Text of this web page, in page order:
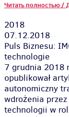
Читать полностью /
2018
07.12.2018
Puls Biznesu:
technologie
7 grudnia 2018
opublikował
autonomiczny
wdrożenia
technologii w